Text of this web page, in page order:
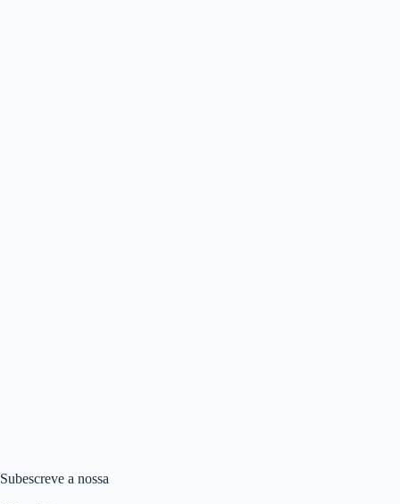
Subescreve a nossa